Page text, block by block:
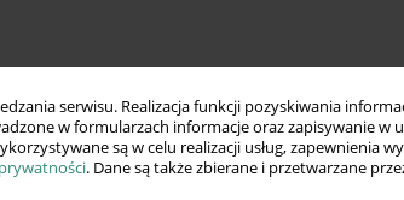
serwisu. Realizacja funkcji pozyskiwania
w formularzach informacje oraz zapisywanie w
są w celu realizacji usług, zapewnienia
. Dane są także zbierane i przetwarzane